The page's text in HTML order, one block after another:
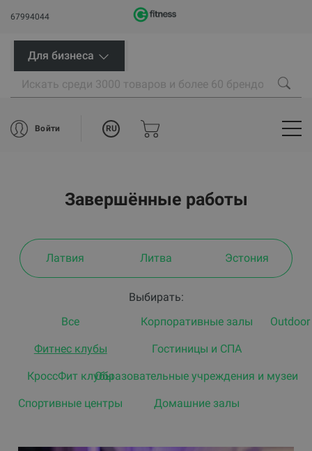
67994044
Для бизнеса
Войти RU
Завершённые работы
Латвия Литва Эстония
Выбирать:
Все
Фитнес клубы
КроссФит клубы
Спортивные центры
Корпоративные залы
Гостиницы и СПА
Oбразовательные учреждения и музеи
Домашние залы